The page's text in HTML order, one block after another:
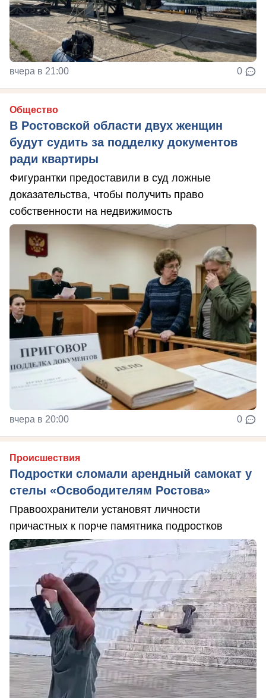
вчера в 21:00 0
Общество
В Ростовской области двух женщин
будут судить за подделку документов
ради квартиры
Фигурантки предоставили в суд ложные
доказательства, чтобы получить право
собственности на недвижимость
вчера в 20:00 0
Происшествия
Подростки сломали арендный самокат у
стелы «Освободителям Ростова»
Правоохранители установят личности
причастных к порче памятника подростков